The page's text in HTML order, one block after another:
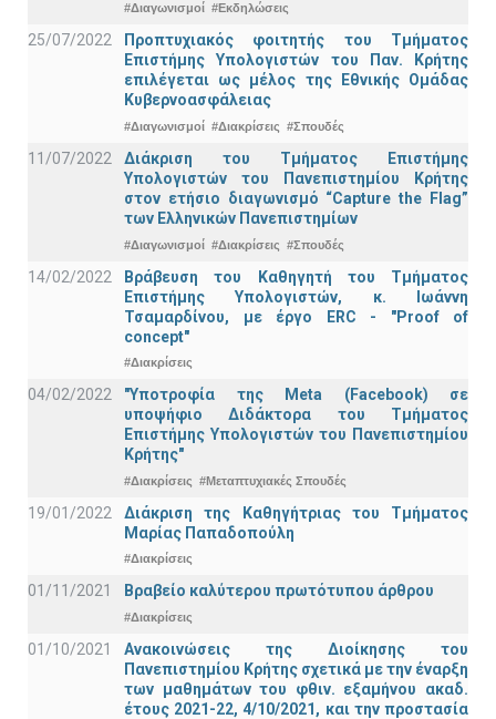
#Διαγωνισμοί #Εκδηλώσεις
25/07/2022
Προπτυχιακός φοιτητής του Τμήματος
Επιστήμης Υπολογιστών του Παν. Κρήτης
επιλέγεται ως μέλος της Εθνικής Ομάδας
Κυβερνοασφάλειας
#Διαγωνισμοί #Διακρίσεις #Σπουδές
11/07/2022
Διάκριση του Τμήματος Επιστήμης
Υπολογιστών του Πανεπιστημίου Κρήτης
στον ετήσιο διαγωνισμό “Capture the Flag”
των Ελληνικών Πανεπιστημίων
#Διαγωνισμοί #Διακρίσεις #Σπουδές
14/02/2022
Βράβευση του Καθηγητή του Τμήματος
Επιστήμης Υπολογιστών, κ. Ιωάννη
Τσαμαρδίνου, με έργο ERC - "Proof of
concept"
#Διακρίσεις
04/02/2022
"Υποτροφία της Meta (Facebook) σε
υποψήφιο Διδάκτορα του Τμήματος
Επιστήμης Υπολογιστών του Πανεπιστημίου
Κρήτης"
#Διακρίσεις #Μεταπτυχιακές Σπουδές
19/01/2022
Διάκριση της Καθηγήτριας του Τμήματος
Μαρίας Παπαδοπούλη
#Διακρίσεις
01/11/2021 Bραβείο καλύτερου πρωτότυπου άρθρου
#Διακρίσεις
01/10/2021
Ανακοινώσεις της Διοίκησης του
Πανεπιστημίου Κρήτης σχετικά με την έναρξη
των μαθημάτων του φθιν. εξαμήνου ακαδ.
έτους 2021-22, 4/10/2021, και την προστασία